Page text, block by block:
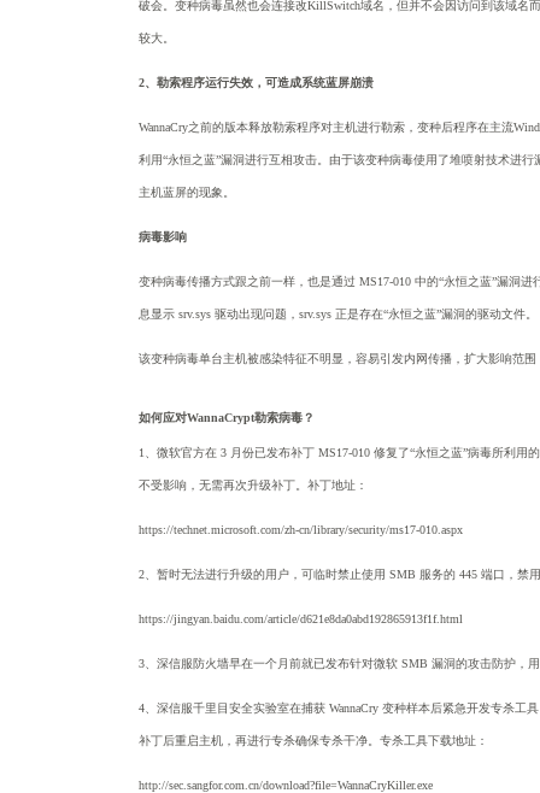
破会。变种病毒虽然也会连接改KillSwitch域名，但并不会因访问到该域名
较大。
2、 勒索程序运行失效，可造成系统蓝屏崩溃
WannaCry之前的版本释放勒索程序对主机进行勒索，变种后程序在主流
利用“永恒之蓝”漏洞进行互相攻击。由于该变种病毒使用了堆喷射技术进
主机蓝屏的现象。
病毒影响
变种病毒传播方式跟之前一样，也是通过 MS17-010 中的“永恒之蓝”漏洞进
息显示 srv.sys 驱动出现问题，srv.sys 正是存在“永恒之蓝”漏洞的驱动文件。
该变种病毒单台主机被感染特征不明显，容易引发内网传播，扩大影响范围
如何应对WannaCrypt勒索病毒？
1、微软官方在 3 月份已发布补丁 MS17-010 修复了“永恒之蓝”病毒所利
不受影响，无需再次升级补丁。补丁地址：
https://technet.microsoft.com/zh-cn/library/security/ms17-010.aspx
2、暂时无法进行升级的用户，可临时禁止使用 SMB 服务的 445 端口，禁
https://jingyan.baidu.com/article/d621e8da0abd192865913f1f.html
3、深信服防火墙早在一个月前就已发布针对微软 SMB 漏洞的攻击防护，
4、深信服千里目安全实验室在捕获 WannaCry 变种样本后紧急开发专杀
补丁后重启主机，再进行专杀确保专杀干净。专杀工具下载地址：
http://sec.sangfor.com.cn/download?file=WannaCryKiller.exe